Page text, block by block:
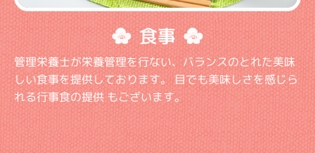
食事
管理栄養士が栄養管理を行ない、バランスのとれた美味
しい食事を提供しております。 目でも美味しさを感じら
れる行事食の提供 もございます。